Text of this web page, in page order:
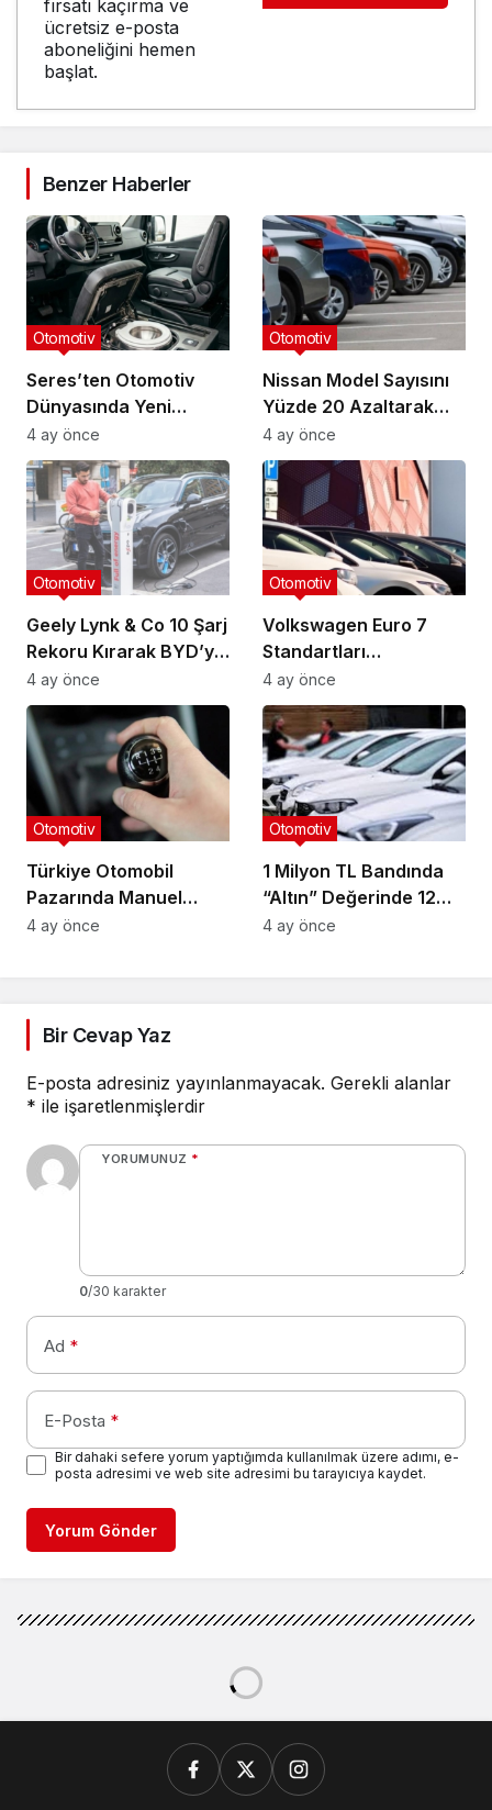
fırsatı kaçırma ve
ücretsiz e-posta
aboneliğini hemen
başlat.
Benzer Haberler
Seres’ten Otomotiv
Dünyasında Yeni
Dönem: Koltuk Altına
Gizli Tuvalet Patenti
Otomotiv
4 ay önce
Nissan Model Sayısını
Yüzde 20 Azaltarak
Yapay Zekaya Yatırım
Yapacak
Otomotiv
4 ay önce
Geely Lynk & Co 10 Şarj
Rekoru Kırarak BYD’yi
Geride Bıraktı
Otomotiv
4 ay önce
Volkswagen Euro 7
Standartları
Kapsamında 1.0 Litre
Motor Üretimini
Sonlandırıyor
Otomotiv
4 ay önce
Türkiye Otomobil
Pazarında Manuel
Vites Seçenekleri
Otomotiv
4 ay önce
1 Milyon TL Bandında
“Altın” Değerinde 12
Otomobil: İkinci Elde
Otomotiv
4 ay önce
Bir Cevap Yaz
E-posta adresiniz yayınlanmayacak. Gerekli alanlar
* ile işaretlenmişlerdir
YORUMUNUZ *
0/30 karakter
Ad *
E-Posta *
Bir dahaki sefere yorum yaptığımda kullanılmak üzere adımı, e-
posta adresimi ve web site adresimi bu tarayıcıya kaydet.
Yorum Gönder